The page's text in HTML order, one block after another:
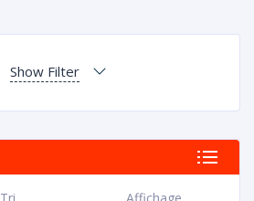
Show Filter